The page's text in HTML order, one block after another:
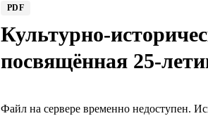
PDF
Культурно-
посвящённая 25-
Файл на сервере временно недоступен.